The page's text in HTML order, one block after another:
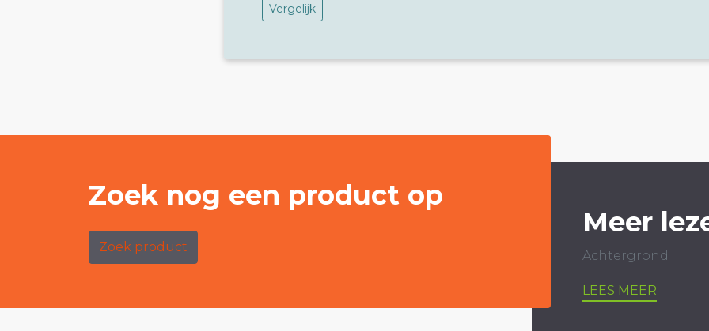
Vergelijk
Zoek nog een product op
Zoek product
Meer
Achtergrond
LEES MEER